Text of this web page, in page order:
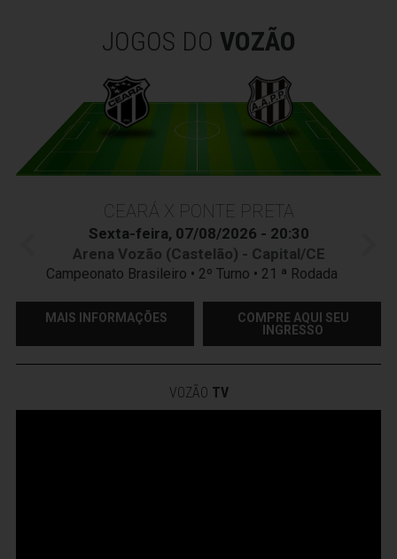
JOGOS DO VOZÃO
CEARÁ X PONTE PRETA
Sexta-feira, 07/08/2026 - 20:30
Arena Vozão (Castelão) - Capital/CE
Campeonato Brasileiro • 2º Turno • 21 ª Rodada
MAIS INFORMAÇÕES
COMPRE AQUI SEU
INGRESSO
VOZÃO TV